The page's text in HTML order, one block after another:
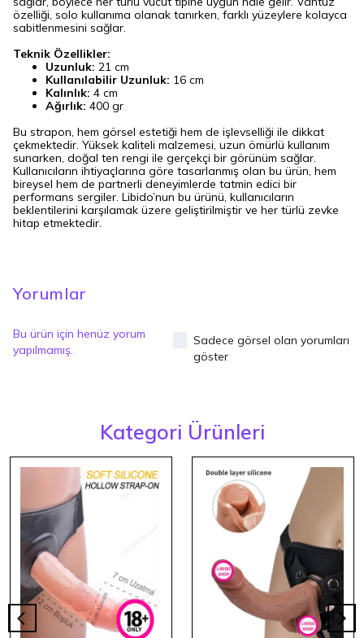
özelliği, solo kullanıma olanak tanırken, farklı yüzeylere kolayca
sabitlenmesini sağlar.
Teknik Özellikler:
Uzunluk: 21 cm
Kullanılabilir Uzunluk: 16 cm
Kalınlık: 4 cm
Ağırlık: 400 gr
Bu strapon, hem görsel estetiği hem de işlevselliği ile dikkat
çekmektedir. Yüksek kaliteli malzemesi, uzun ömürlü kullanım
sunarken, doğal ten rengi ile gerçekçi bir görünüm sağlar.
Kullanıcıların ihtiyaçlarına göre tasarlanmış olan bu ürün, hem
bireysel hem de partnerli deneyimlerde tatmin edici bir
performans sergiler. Libido’nun bu ürünü, kullanıcıların
beklentilerini karşılamak üzere geliştirilmiştir ve her türlü zevke
hitap etmektedir.
Yorumlar
Bu ürün için henüz yorum
yapılmamış.
Sadece görsel olan yorumları
göster
Kategori Ürünleri